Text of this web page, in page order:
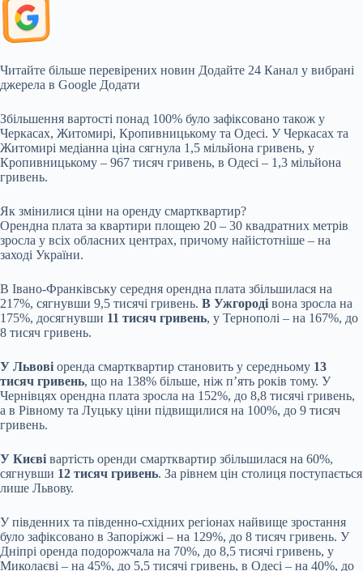
Читайте більше перевірених новин Додайте 24 Канал у вибрані
джерела в Google Додати
Збільшення вартості понад 100% було зафіксовано також у
Черкасах, Житомирі, Кропивницькому та Одесі. У Черкасах та
Житомирі медіанна ціна сягнула 1,5 мільйона гривень, у
Кропивницькому – 967 тисяч гривень, в Одесі – 1,3 мільйона
гривень.
Як змінилися ціни на оренду смартквартир?
Орендна плата за квартири площею 20 – 30 квадратних метрів
зросла у всіх обласних центрах, причому найістотніше – на
заході України.
В Івано-Франківську середня орендна плата збільшилася на
217%, сягнувши 9,5 тисячі гривень. В Ужгороді вона зросла на
175%, досягнувши 11 тисяч гривень, у Тернополі – на 167%, до
8 тисяч гривень.
У Львові оренда смартквартир становить у середньому 13
тисяч гривень, що на 138% більше, ніж п’ять років тому. У
Чернівцях орендна плата зросла на 152%, до 8,8 тисячі гривень,
а в Рівному та Луцьку ціни підвищилися на 100%, до 9 тисяч
гривень.
У Києві вартість оренди смартквартир збільшилася на 60%,
сягнувши 12 тисяч гривень. За рівнем цін столиця поступається
лише Львову.
У південних та південно-східних регіонах найвище зростання
було зафіксовано в Запоріжжі – на 129%, до 8 тисяч гривень. У
Дніпрі оренда подорожчала на 70%, до 8,5 тисячі гривень, у
Миколаєві – на 45%, до 5,5 тисячі гривень, в Одесі – на 40%, до